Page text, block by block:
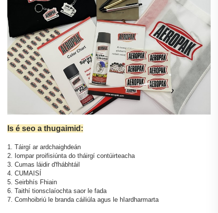
Is é seo a thugaimid:
1. Táirgí ar ardchaighdeán
2. Iompar proifisiúnta do tháirgí contúirteacha
3. Cumas láidir d'fhábhtáil
4. CUMAISÍ
5. Seirbhís Fhiain
6. Taithí tionsclaíochta saor le fada
7. Comhoibriú le branda cáiliúla agus le hIardharmarta